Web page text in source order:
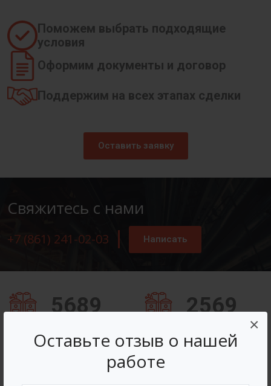
Оставьте отзыв о нашей
работе
×
Поможем выбрать подходящие
условия
Оформим документы и договор
Поддержим на всех этапах сделки
Оставить заявку
Свяжитесь с нами
+7 (861) 241-02-03 Написать
5689 2569